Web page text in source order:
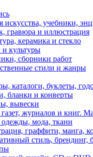
искусства, учебники,
гравюра и иллюстрация
керамика и стекло
культуры
сборники работ
стили и жанры
каталоги, буклеты,
бланки и конверты
вывески
журналов и книг.
мода, ткани
граффити, манга,
стиль, брендинг,